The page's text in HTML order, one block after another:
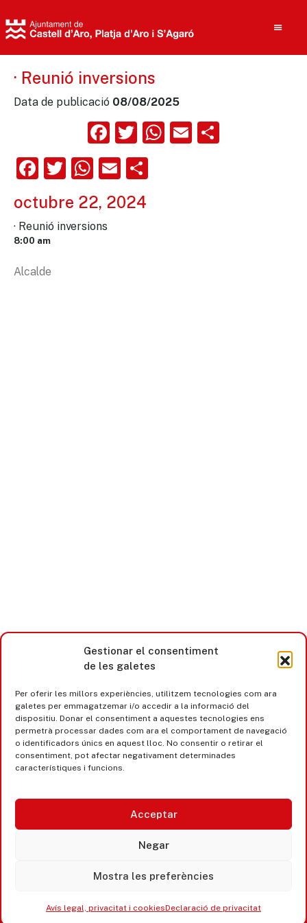
Gestionar el consentiment
de les galetes
Per oferir les millors experiències, utilitzem tecnologies com ara
galetes per emmagatzemar i/o accedir a la informació del
dispositiu. Donar el consentiment a aquestes tecnologies ens
permetrà processar dades com ara el comportament de navegació
o identificadors únics en aquest lloc. No consentir o retirar el
consentiment, pot afectar negativament determinades
característiques i funcions.
Acceptar
Negar
Mostra les preferències
Avís legal, privacitat i cookiesDeclaració de privacitat
· Reunió inversions
Data de publicació 08/08/2025
Facebook
Twitter
WhatsApp
Email
Facebook
Twitter
WhatsApp
Email
octubre 22, 2024
· Reunió inversions
8:00 am
Alcalde
Castell d’Aro · Platja d’Aro · S’Agaró
365 www.platjadaro